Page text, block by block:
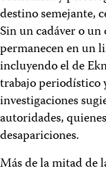
destino semejante,
Sin un cadáver o
permanecen en un
incluyendo el de
trabajo periodístico
investigaciones
autoridades,
desapariciones.
Más de la mitad de